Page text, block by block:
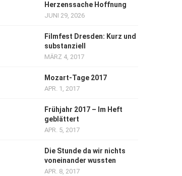
Herzenssache Hoffnung
JUNI 29, 2026
Filmfest Dresden: Kurz und
substanziell
MÄRZ 4, 2017
Mozart-Tage 2017
APR. 1, 2017
Frühjahr 2017 – Im Heft
geblättert
APR. 5, 2017
Die Stunde da wir nichts
voneinander wussten
APR. 8, 2017